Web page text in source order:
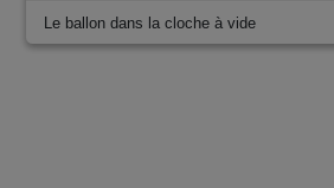
Le ballon dans la cloche à vide